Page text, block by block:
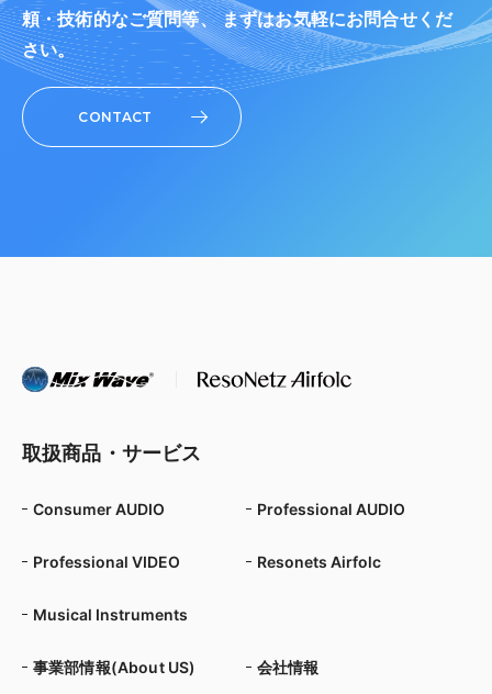
頼・技術的なご質問等、 まずはお気軽にお問合せくだ
さい。
CONTACT
取扱商品・サービス
Consumer AUDIO Professional AUDIO
Professional VIDEO Resonets Airfolc
Musical Instruments
事業部情報(About US) 会社情報